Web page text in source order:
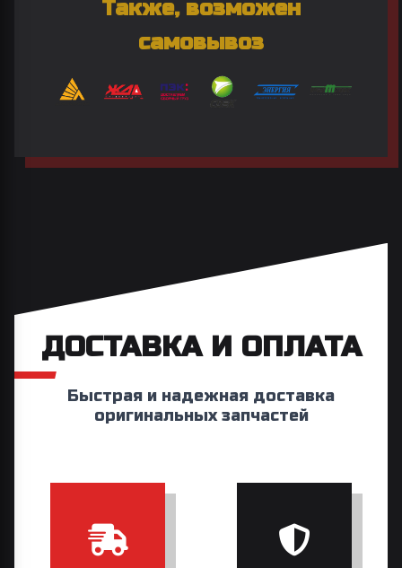
Также, возможен
самовывоз
ДОСТАВКА И ОПЛАТА
Быстрая и надежная доставка
оригинальных запчастей